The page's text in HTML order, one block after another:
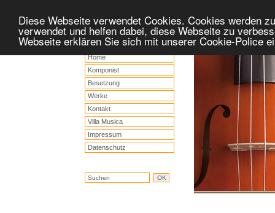
Diese Webseite verwendet Cookies. Cookies werden
verwendet und helfen dabei, diese Webseite zu
Webseite erklären Sie sich mit unserer Cookie-Police
Home
Komponist
Besetzung
Werke
Kontakt
Villa Musica
Impressum
Datenschutz